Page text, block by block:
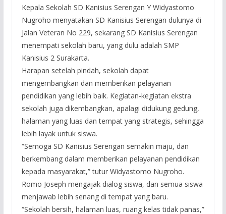
Kepala Sekolah SD Kanisius Serengan Y Widyastomo
Nugroho menyatakan SD Kanisius Serengan dulunya di
Jalan Veteran No 229, sekarang SD Kanisius Serengan
menempati sekolah baru, yang dulu adalah SMP
Kanisius 2 Surakarta.
Harapan setelah pindah, sekolah dapat
mengembangkan dan memberikan pelayanan
pendidikan yang lebih baik. Kegiatan-kegiatan ekstra
sekolah juga dikembangkan, apalagi didukung gedung,
halaman yang luas dan tempat yang strategis, sehingga
lebih layak untuk siswa.
“Semoga SD Kanisius Serengan semakin maju, dan
berkembang dalam memberikan pelayanan pendidikan
kepada masyarakat,” tutur Widyastomo Nugroho.
Romo Joseph mengajak dialog siswa, dan semua siswa
menjawab lebih senang di tempat yang baru.
“Sekolah bersih, halaman luas, ruang kelas tidak panas,”